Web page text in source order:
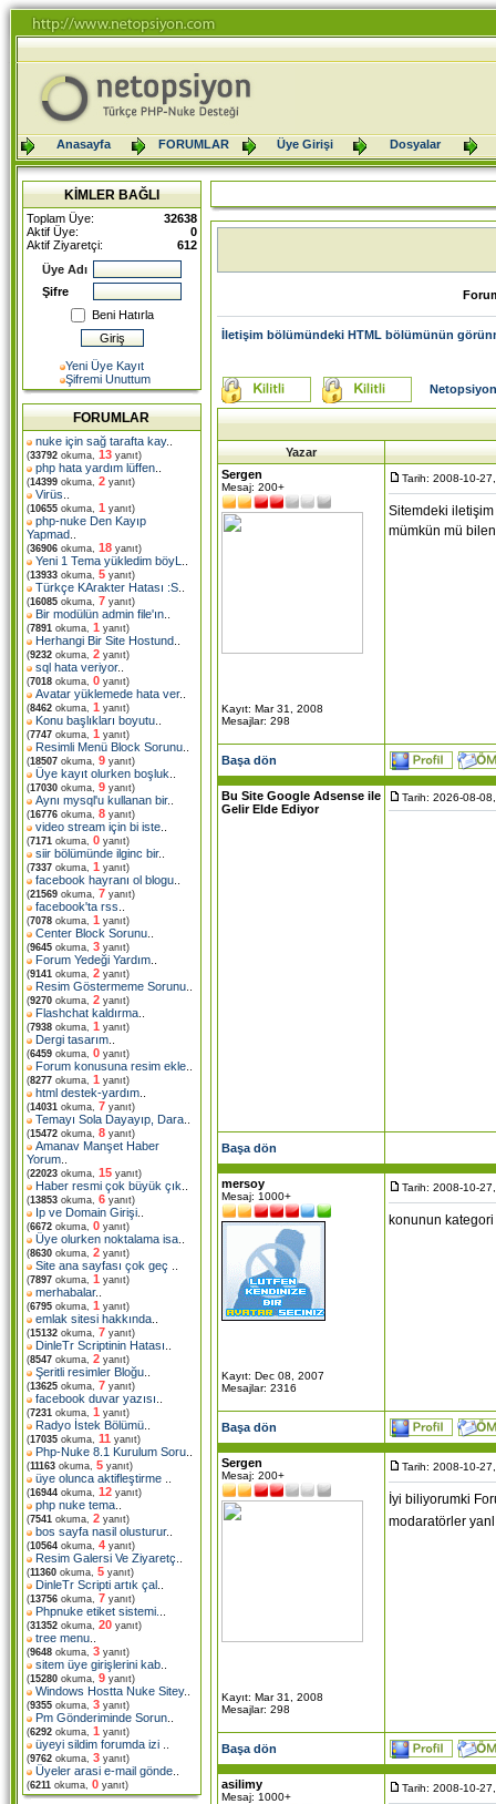
Anasayfa FORUMLAR Üye Girişi Dosyalar
KİMLER BAĞLI
Toplam Üye:
32638
Aktif Üye:
0
Aktif Ziyaretçi:
612
Üye Adı
Şifre
Beni Hatırla
Yeni Üye Kayıt
Şifremi Unuttum
FORUMLAR
nuke için sağ tarafta kay..
(33792 okuma, 13 yanıt)
php hata yardım lüffen
(14399 okuma, 2 yanıt)
Virüs
(10655 okuma, 1 yanıt)
php-nuke Den Kayıp
Yapmad
(36906 okuma, 18 yanıt)
Yeni 1 Tema yükledim böyL
(13933 okuma, 5 yanıt)
Türkçe KArakter Hatası :S
(16085 okuma, 7 yanıt)
Bir modülün admin file'ın
(7891 okuma, 1 yanıt)
Herhangi Bir Site Hostund
(9232 okuma, 2 yanıt)
sql hata veriyor..
(7018 okuma, 0 yanıt)
Avatar yüklemede hata ver..
(8462 okuma, 1 yanıt)
Konu başlıkları boyutu
(7747 okuma, 1 yanıt)
Resimli Menü Block Sorunu
(18507 okuma, 9 yanıt)
Üye kayıt olurken boşluk
(17030 okuma, 9 yanıt)
Aynı mysql'u kullanan bir..
(16776 okuma, 8 yanıt)
video stream için bi iste
(7171 okuma, 0 yanıt)
siir bölümünde ilginc bir..
(7337 okuma, 1 yanıt)
facebook hayranı ol blogu
(21569 okuma, 7 yanıt)
facebook'ta rss
(7078 okuma, 1 yanıt)
Center Block Sorunu
(9645 okuma, 3 yanıt)
Forum Yedeği Yardım
(9141 okuma, 2 yanıt)
Resim Göstermeme Sorunu
(9270 okuma, 2 yanıt)
Flashchat kaldırma
(7938 okuma, 1 yanıt)
Dergi tasarım
(6459 okuma, 0 yanıt)
Forum konusuna resim ekle
(8277 okuma, 1 yanıt)
html destek-yardım
(14031 okuma, 7 yanıt)
Temayı Sola Dayayıp, Dara
(15472 okuma, 8 yanıt)
Amanav Manşet Haber
Yorum
(22023 okuma, 15 yanıt)
Haber resmi çok büyük çık
(13853 okuma, 6 yanıt)
Ip ve Domain Girişi
(6672 okuma, 0 yanıt)
Üye olurken noktalama isa
(8630 okuma, 2 yanıt)
Site ana sayfası çok geç
(7897 okuma, 1 yanıt)
merhabalar..
(6795 okuma, 1 yanıt)
emlak sitesi hakkında
(15132 okuma, 7 yanıt)
DinleTr Scriptinin Hatası
(8547 okuma, 2 yanıt)
Şeritli resimler Bloğu
(13625 okuma, 7 yanıt)
facebook duvar yazısı
(7231 okuma, 1 yanıt)
Radyo İstek Bölümü
(17035 okuma, 11 yanıt)
Php-Nuke 8.1 Kurulum Soru
(11163 okuma, 5 yanıt)
üye olunca aktifleştirme
(16944 okuma, 12 yanıt)
php nuke tema
(7541 okuma, 2 yanıt)
bos sayfa nasil olusturur..
(10564 okuma, 4 yanıt)
Resim Galersi Ve Ziyaretç
(11360 okuma, 5 yanıt)
DinleTr Scripti artık çal
(13756 okuma, 7 yanıt)
Phpnuke etiket sistemi.
(31352 okuma, 20 yanıt)
tree menu
(9648 okuma, 3 yanıt)
sitem üye girişlerini kab
(15280 okuma, 9 yanıt)
Windows Hostta Nuke Sitey..
(9355 okuma, 3 yanıt)
Pm Gönderiminde Sorun
(6292 okuma, 1 yanıt)
üyeyi sildim forumda izi
(9762 okuma, 3 yanıt)
Üyeler arasi e-mail gönde
(6211 okuma, 0 yanıt)
İletişim bölümündeki HTML bölümünün
Yazar
Sergen
Mesaj: 200+
Kayıt: Mar 31, 2008
Mesajlar: 298
Tarih: 2008-10-
Sitemdeki
mümkün mü bilen
Başa dön
Bu Site Google Adsense ile
Gelir Elde Ediyor
Tarih: 2026-08-
Başa dön
mersoy
Mesaj: 1000+
Kayıt: Dec 08, 2007
Mesajlar: 2316
Tarih: 2008-10-
konunun
Başa dön
Sergen
Mesaj: 200+
Kayıt: Mar 31, 2008
Mesajlar: 298
Tarih: 2008-10-
İyi biliyorumki
modaratörler
Başa dön
asilimy
Mesaj: 1000+
Tarih: 2008-10-